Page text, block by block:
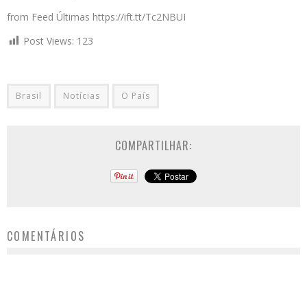
from Feed Últimas https://ift.tt/Tc2NBUI
Post Views: 123
Brasil Notícias O País
COMPARTILHAR:
COMENTÁRIOS